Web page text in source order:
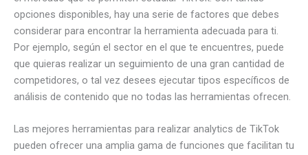
opciones disponibles, hay una serie de factores que debes
considerar para encontrar la herramienta adecuada para ti.
Por ejemplo, según el sector en el que te encuentres, puede
que quieras realizar un seguimiento de una gran cantidad de
competidores, o tal vez desees ejecutar tipos específicos de
análisis de contenido que no todas las herramientas ofrecen.
Las mejores herramientas para realizar analytics de TikTok
pueden ofrecer una amplia gama de funciones que facilitan tu